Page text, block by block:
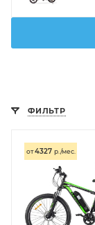
ФИЛЬТР
от4327 р./мес.